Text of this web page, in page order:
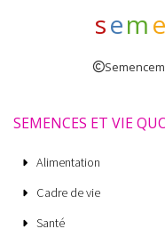
seme
SEMENCES ET VIE
Alimentation
Cadre de vie
Santé